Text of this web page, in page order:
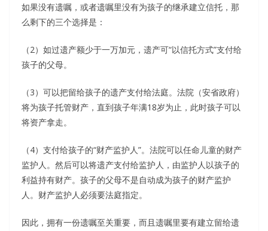
如果没有遗嘱，或者遗嘱里没有为孩子的继承建立信托，那
么剩下的三个选择是：
（2）如过遗产额少于一万加元，遗产可“以信托方式”支付给
孩子的父母。
（3）可以把留给孩子的遗产支付给法庭。法院（安省政府）
将为孩子托管财产，直到孩子年满18岁为止，此时孩子可以
将资产拿走。
（4）支付给孩子的“财产监护人”。法院可以任命儿童的财产
监护人。然后可以将遗产支付给监护人，由监护人以孩子的
利益持有财产。孩子的父母不是自动成为孩子的财产监护
人。财产监护人必须要法庭指定。
因此，拥有一份遗嘱至关重要，而且遗嘱里要有建立留给遗